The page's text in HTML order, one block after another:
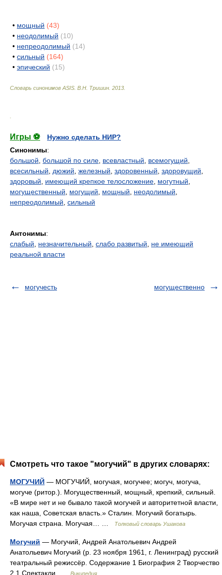
• мощный (43)
• неодолимый (10)
• непреодолимый (14)
• сильный (164)
• эпический (15)
Словарь синонимов ASIS. В.Н. Тришин 2013
Игры ⚽
Нужно сделать НИР?
Синонимы:
большой большой по силе всевластный всемогущий
всесильный
дюжий железный здоровенный здоровущий
здоровый
имеющий крепкое телосложение могутный
могущественный
могущий мощный неодолимый
непреодолимый сильный
Антонимы:
слабый
незначительный слабо развитый
не имеющий
реальной власти
могучесть могущественно
Смотреть что такое "могучий" в других словарях:
МОГУЧИЙ — МОГУЧИЙ, могучая, могучее; могуч, могуча,
могуче (ритор.). Могущественный, мощный, крепкий, сильный.
«В мире нет и не бывало такой могучей и авторитетной власти,
как наша, Советская власть.» Сталин. Могучий богатырь.
Могучая страна. Могучая… …
Толковый словарь Ушакова
Могучий — Могучий, Андрей Анатольевич Андрей
Анатольевич Могучий (р. 23 ноября 1961, г. Ленинград) русский
театральный режиссёр. Содержание 1 Биография 2 Творчество
2.1 Спектакли …
Википедия